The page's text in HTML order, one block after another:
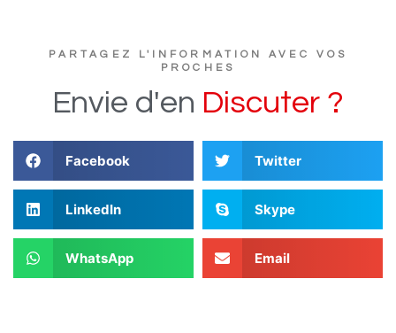
PARTAGEZ L'INFORMATION AVEC VOS
PROCHES
Envie d'en Discuter ?
Facebook Twitter
LinkedIn Skype
WhatsApp Email